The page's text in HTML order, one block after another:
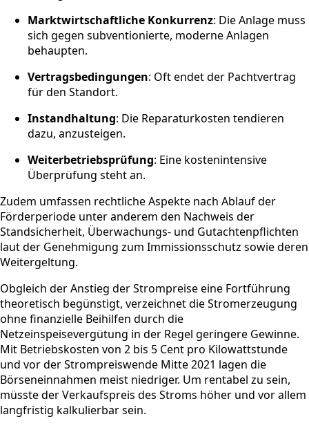
Marktwirtschaftliche Konkurrenz: Die Anlage muss
sich gegen subventionierte, moderne Anlagen
behaupten.
Vertragsbedingungen: Oft endet der Pachtvertrag
für den Standort.
Instandhaltung: Die Reparaturkosten tendieren
dazu, anzusteigen.
Weiterbetriebsprüfung: Eine kostenintensive
Überprüfung steht an.
Zudem umfassen rechtliche Aspekte nach Ablauf der
Förderperiode unter anderem den Nachweis der
Standsicherheit, Überwachungs- und Gutachtenpflichten
laut der Genehmigung zum Immissionsschutz sowie deren
Weitergeltung.
Obgleich der Anstieg der Strompreise eine Fortführung
theoretisch begünstigt, verzeichnet die Stromerzeugung
ohne finanzielle Beihilfen durch die
Netzeinspeisevergütung in der Regel geringere Gewinne.
Mit Betriebskosten von 2 bis 5 Cent pro Kilowattstunde
und vor der Strompreiswende Mitte 2021 lagen die
Börseneinnahmen meist niedriger. Um rentabel zu sein,
müsste der Verkaufspreis des Stroms höher und vor allem
langfristig kalkulierbar sein.